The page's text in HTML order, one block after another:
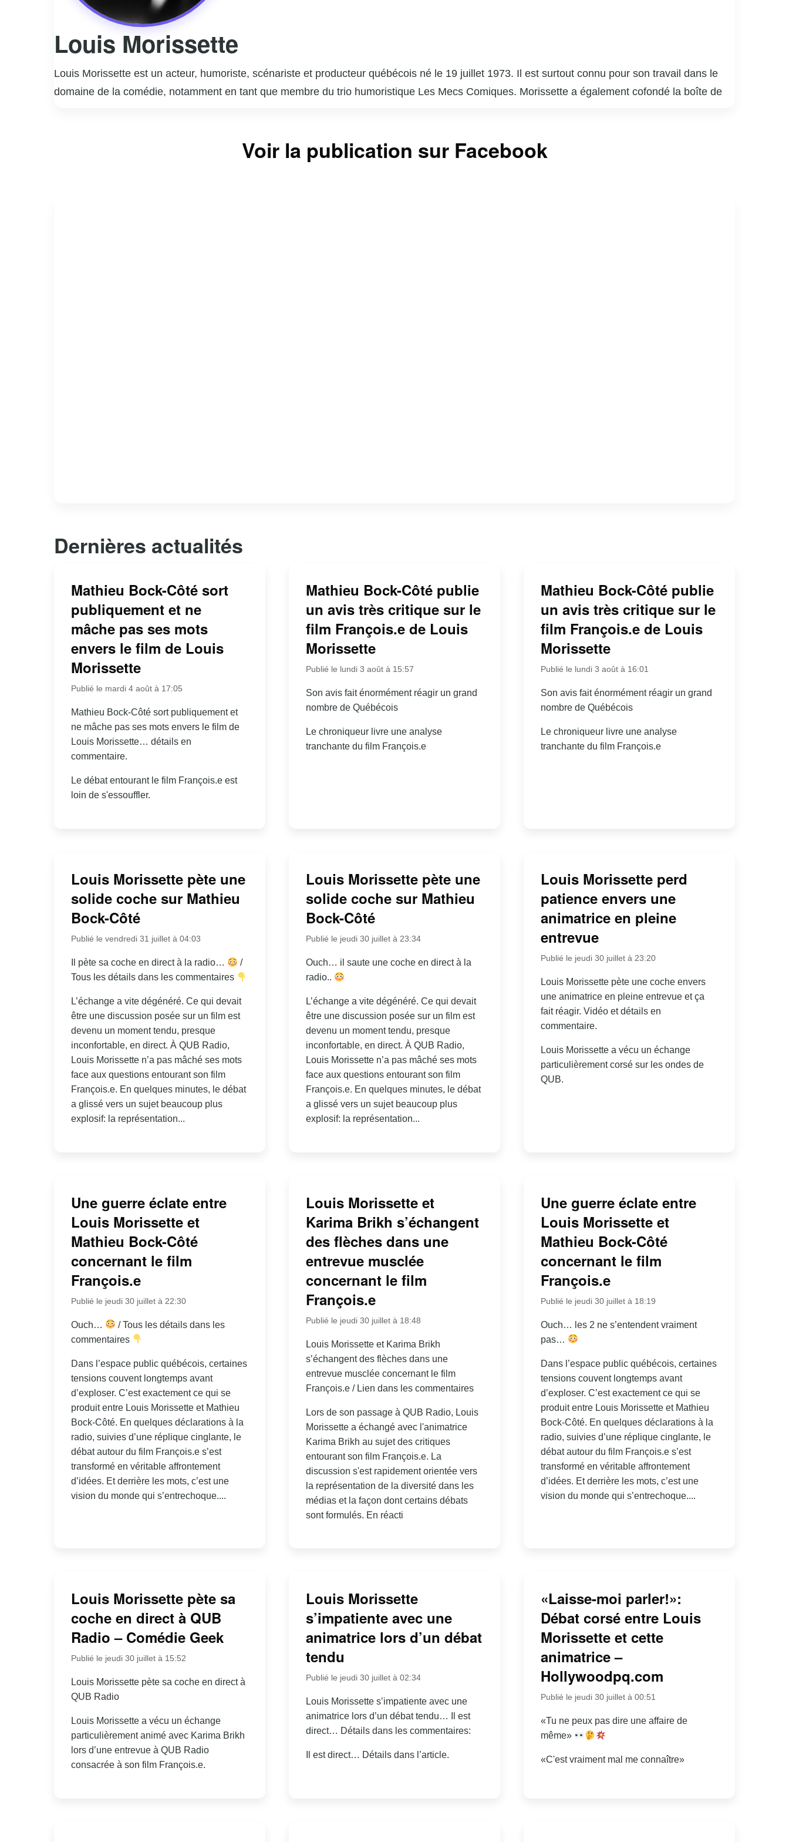
Louis Morissette
Louis Morissette est un acteur, humoriste, scénariste et producteur québécois né le 19 juillet 1973. Il est surtout connu pour son travail dans le
domaine de la comédie, notamment en tant que membre du trio humoristique Les Mecs Comiques. Morissette a également cofondé la boîte de
est souvent sous les feux de la rampe et est considéré comme l’un des duos les plus influents du showbiz québécois. Louis Morissette est
apprécié pour son humour incisif et sa capacité à aborder des sujets de société avec intelligence et sensibilité.
Voir la publication sur Facebook
Dernières actualités
Mathieu Bock-Côté sort
publiquement et ne
mâche pas ses mots
envers le film de Louis
Morissette
Publié le mardi 4 août à 17:05
Mathieu Bock-Côté sort publiquement et
ne mâche pas ses mots envers le film de
Louis Morissette… détails en
commentaire.
Le débat entourant le film François.e est
loin de s'essouffler.
Mathieu Bock-Côté publie
un avis très critique sur le
film François.e de Louis
Morissette
Publié le lundi 3 août à 15:57
Son avis fait énormément réagir un grand
nombre de Québécois
Le chroniqueur livre une analyse
tranchante du film François.e
Mathieu Bock-Côté publie
un avis très critique sur le
film François.e de Louis
Morissette
Publié le lundi 3 août à 16:01
Son avis fait énormément réagir un grand
nombre de Québécois
Le chroniqueur livre une analyse
tranchante du film François.e
Louis Morissette pète une
solide coche sur Mathieu
Bock-Côté
Publié le vendredi 31 juillet à 04:03
Il pète sa coche en direct à la radio…
/
Tous les détails dans les commentaires
L’échange a vite dégénéré. Ce qui devait
être une discussion posée sur un film est
devenu un moment tendu, presque
inconfortable, en direct. À QUB Radio,
Louis Morissette n’a pas mâché ses mots
face aux questions entourant son film
François.e. En quelques minutes, le débat
a glissé vers un sujet beaucoup plus
explosif: la représentation...
Louis Morissette pète une
solide coche sur Mathieu
Bock-Côté
Publié le jeudi 30 juillet à 23:34
Ouch… il saute une coche en direct à la
radio..
L’échange a vite dégénéré. Ce qui devait
être une discussion posée sur un film est
devenu un moment tendu, presque
inconfortable, en direct. À QUB Radio,
Louis Morissette n’a pas mâché ses mots
face aux questions entourant son film
François.e. En quelques minutes, le débat
a glissé vers un sujet beaucoup plus
explosif: la représentation...
Louis Morissette perd
patience envers une
animatrice en pleine
entrevue
Publié le jeudi 30 juillet à 23:20
Louis Morissette pète une coche envers
une animatrice en pleine entrevue et ça
fait réagir. Vidéo et détails en
commentaire.
Louis Morissette a vécu un échange
particulièrement corsé sur les ondes de
QUB.
Une guerre éclate entre
Louis Morissette et
Mathieu Bock-Côté
concernant le film
François.e
Publié le jeudi 30 juillet à 22:30
Ouch…
/ Tous les détails dans les
commentaires
Dans l’espace public québécois, certaines
tensions couvent longtemps avant
d’exploser. C’est exactement ce qui se
produit entre Louis Morissette et Mathieu
Bock-Côté. En quelques déclarations à la
radio, suivies d’une réplique cinglante, le
débat autour du film François.e s’est
transformé en véritable affrontement
d’idées. Et derrière les mots, c’est une
vision du monde qui s’entrechoque....
Louis Morissette et
Karima Brikh s’échangent
des flèches dans une
entrevue musclée
concernant le film
François.e
Publié le jeudi 30 juillet à 18:48
Louis Morissette et Karima Brikh
s’échangent des flèches dans une
entrevue musclée concernant le film
François.e / Lien dans les commentaires
Lors de son passage à QUB Radio, Louis
Morissette a échangé avec l'animatrice
Karima Brikh au sujet des critiques
entourant son film François.e. La
discussion s'est rapidement orientée vers
la représentation de la diversité dans les
médias et la façon dont certains débats
sont formulés. En réacti
Une guerre éclate entre
Louis Morissette et
Mathieu Bock-Côté
concernant le film
François.e
Publié le jeudi 30 juillet à 18:19
Ouch… les 2 ne s’entendent vraiment
pas…
Dans l’espace public québécois, certaines
tensions couvent longtemps avant
d’exploser. C’est exactement ce qui se
produit entre Louis Morissette et Mathieu
Bock-Côté. En quelques déclarations à la
radio, suivies d’une réplique cinglante, le
débat autour du film François.e s’est
transformé en véritable affrontement
d’idées. Et derrière les mots, c’est une
vision du monde qui s’entrechoque....
Louis Morissette pète sa
coche en direct à QUB
Radio – Comédie Geek
Publié le jeudi 30 juillet à 15:52
Louis Morissette pète sa coche en direct à
QUB Radio
Louis Morissette a vécu un échange
particulièrement animé avec Karima Brikh
lors d’une entrevue à QUB Radio
consacrée à son film François.e.
Louis Morissette
s’impatiente avec une
animatrice lors d’un débat
tendu
Publié le jeudi 30 juillet à 02:34
Louis Morissette s’impatiente avec une
animatrice lors d’un débat tendu… Il est
direct… Détails dans les commentaires:
Il est direct… Détails dans l’article.
«Laisse-moi parler!»:
Débat corsé entre Louis
Morissette et cette
animatrice –
Hollywoodpq.com
Publié le jeudi 30 juillet à 00:51
«Tu ne peux pas dire une affaire de
même»
«C'est vraiment mal me connaître»